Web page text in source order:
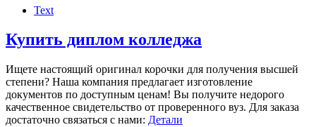
Text
Купить диплом колледжа
Ищете настоящий оригинал корочки для получения высшей
степени? Наша компания предлагает изготовление
документов по доступным ценам! Вы получите недорого
качественное свидетельство от проверенного вуз. Для заказа
достаточно связаться с нами: Детали